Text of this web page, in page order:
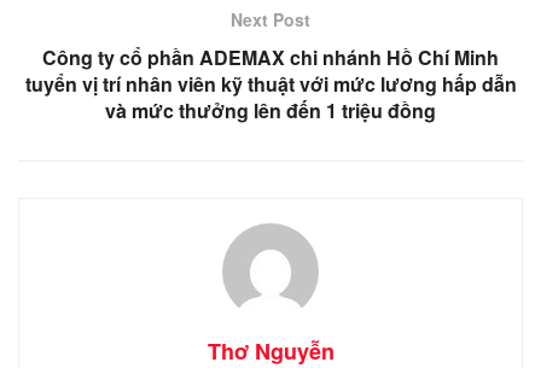
Next Post
Công ty cổ phần ADEMAX chi nhánh Hồ Chí Minh
tuyển vị trí nhân viên kỹ thuật với mức lương hấp dẫn
và mức thưởng lên đến 1 triệu đồng
Thơ Nguyễn